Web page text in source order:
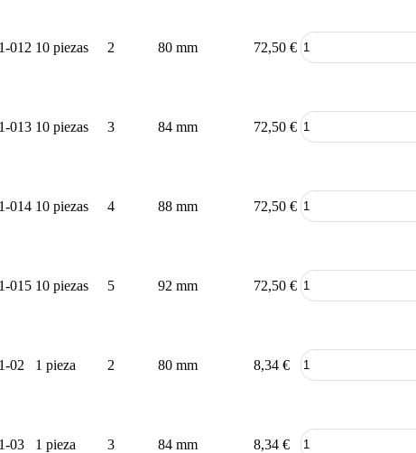
012 10 piezas 2 80 mm 72,50 €
013 10 piezas 3 84 mm 72,50 €
014 10 piezas 4 88 mm 72,50 €
015 10 piezas 5 92 mm 72,50 €
02 1 pieza 2 80 mm 8,34 €
03 1 pieza 3 84 mm 8,34 €